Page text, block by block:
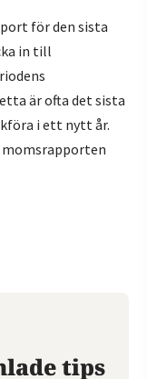
för den sista
in till
är ofta det sista
i ett nytt år.
momsrapporten
tips